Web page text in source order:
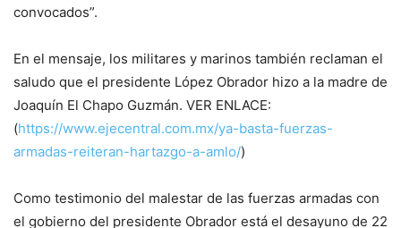
convocados”.
En el mensaje, los militares y marinos también reclaman el
saludo que el presidente López Obrador hizo a la madre de
Joaquín El Chapo Guzmán. VER ENLACE:
(https://www.ejecentral.com.mx/ya-basta-fuerzas-
armadas-reiteran-hartazgo-a-amlo/)
Como testimonio del malestar de las fuerzas armadas con
el gobierno del presidente Obrador está el desayuno de 22